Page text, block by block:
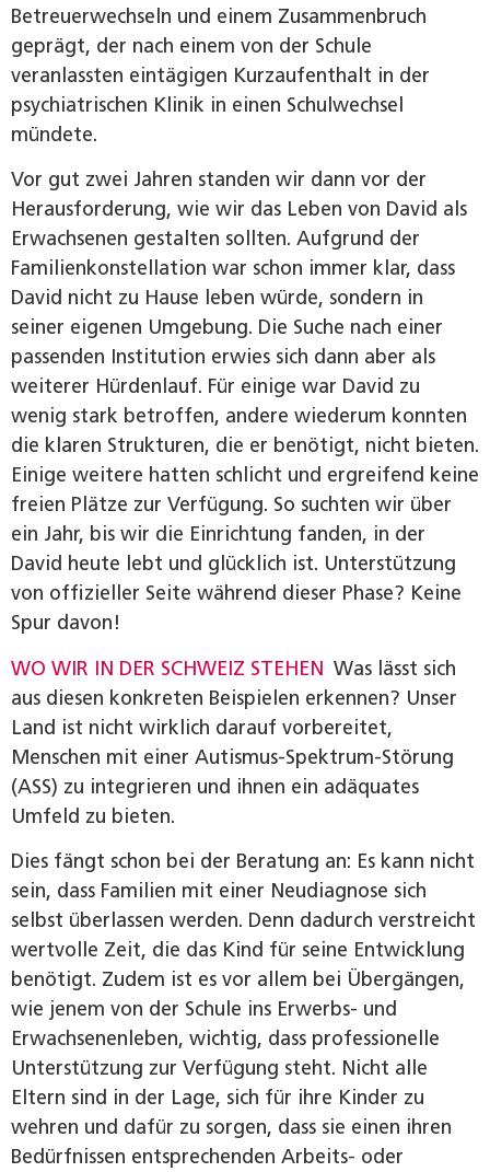
Betreuerwechseln und einem Zusammenbruch
geprägt, der nach einem von der Schule
veranlassten eintägigen Kurzaufenthalt in der
psychiatrischen Klinik in einen Schulwechsel
mündete.
Vor gut zwei Jahren standen wir dann vor der
Herausforderung, wie wir das Leben von David als
Erwachsenen gestalten sollten. Aufgrund der
Familienkonstellation war schon immer klar, dass
David nicht zu Hause leben würde, sondern in
seiner eigenen Umgebung. Die Suche nach einer
passenden Institution erwies sich dann aber als
weiterer Hürdenlauf. Für einige war David zu
wenig stark betroffen, andere wiederum konnten
die klaren Strukturen, die er benötigt, nicht bieten.
Einige weitere hatten schlicht und ergreifend keine
freien Plätze zur Verfügung. So suchten wir über
ein Jahr, bis wir die Einrichtung fanden, in der
David heute lebt und glücklich ist. Unterstützung
von offizieller Seite während dieser Phase? Keine
Spur davon!
WO WIR IN DER SCHWEIZ STEHEN Was lässt sich
aus diesen konkreten Beispielen erkennen? Unser
Land ist nicht wirklich darauf vorbereitet,
Menschen mit einer Autismus-Spektrum-Störung
(ASS) zu integrieren und ihnen ein adäquates
Umfeld zu bieten.
Dies fängt schon bei der Beratung an: Es kann nicht
sein, dass Familien mit einer Neudiagnose sich
selbst überlassen werden. Denn dadurch verstreicht
wertvolle Zeit, die das Kind für seine Entwicklung
benötigt. Zudem ist es vor allem bei Übergängen,
wie jenem von der Schule ins Erwerbs- und
Erwachsenenleben, wichtig, dass professionelle
Unterstützung zur Verfügung steht. Nicht alle
Eltern sind in der Lage, sich für ihre Kinder zu
wehren und dafür zu sorgen, dass sie einen ihren
Bedürfnissen entsprechenden Arbeits- oder